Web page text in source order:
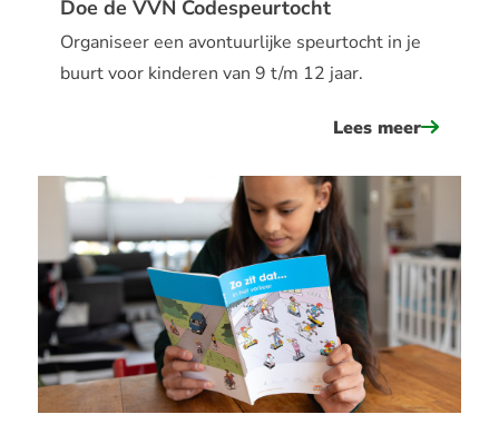
Doe de VVN Codespeurtocht
Organiseer een avontuurlijke speurtocht in je
buurt voor kinderen van 9 t/m 12 jaar.
Lees meerover
de